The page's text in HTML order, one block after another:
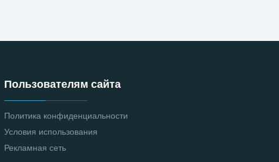
Пользователям сайта
Политика конфиденциальности
Условия использования
Рекламная сеть